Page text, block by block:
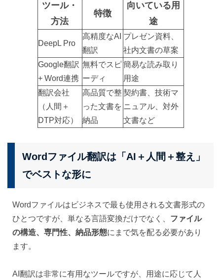
ツール・
方法
特徴
向いている用
途
DeepL Pro
高精度なAI
翻訳
プレゼン資料、
社内文書の草案
Google翻訳
+ Word連携
無料でスピ
ーディ
簡易な読み取り
用途
翻訳会社
（人間＋
DTP対応）
高品質で整
った文書を
納品
契約書、技術マ
ニュアル、対外
文書など
Wordファイル翻訳は「AI＋人間＋整え」
でベストな形に
Wordファイルはビジネスで最も使用される文書形式の
ひとつですが、単なる言語変換だけでなく、 ファイル
の構造、専門性、納品形態にまで気を配る必要があり
ます。
AI翻訳は非常に有用なツールですが、用途に応じて人